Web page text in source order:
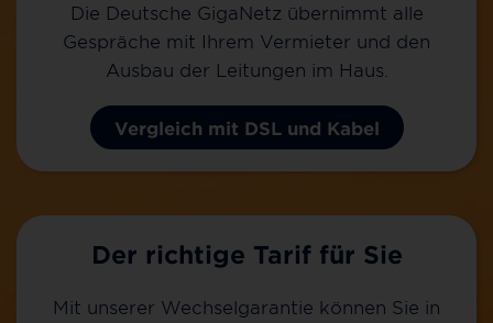
Die Deutsche GigaNetz übernimmt alle
Gespräche mit Ihrem Vermieter und den
Ausbau der Leitungen im Haus.
Vergleich mit DSL und Kabel
Der richtige Tarif für Sie
Mit unserer Wechselgarantie können Sie in